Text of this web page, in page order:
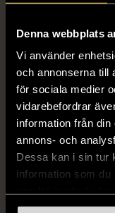
Denna webbplats
Vi använder
och annonserna till
för sociala medier
vidarebefordrar
information från
annons- och
Dessa kan i sin tur
information som du
1/5
DRESSMANN
Dressmann -
Kostymbyxor med
pressveck
Gott skick
159 kr